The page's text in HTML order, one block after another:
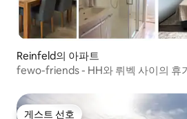
Reinfeld의 아파트
fewo-friends - HH와 뤼벡 사이의 휴
게스트 선호